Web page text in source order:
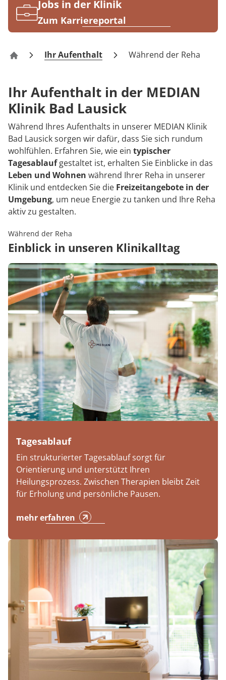
Karriere
Jobs in der Klinik
Zum Karriereportal
Klinik Bad Lausick
Ihr Aufenthalt Während der Reha
Ihr Aufenthalt in der MEDIAN
Klinik Bad Lausick
Während Ihres Aufenthalts in unserer MEDIAN Klinik
Bad Lausick sorgen wir dafür, dass Sie sich rundum
wohlfühlen. Erfahren Sie, wie ein typischer
Tagesablaufgestaltet ist, erhalten Sie Einblicke in das
Leben und Wohnen während Ihrer Reha in unserer
Klinik und entdecken Sie die Freizeitangebote in der
Umgebung, um neue Energie zu tanken und Ihre Reha
aktiv zu gestalten.
Während der Reha
Einblick in unseren Klinikalltag
Tagesablauf
Ein strukturierter Tagesablauf sorgt für
Orientierung und unterstützt Ihren
Heilungsprozess. Zwischen Therapien bleibt Zeit
für Erholung und persönliche Pausen.
mehr erfahren